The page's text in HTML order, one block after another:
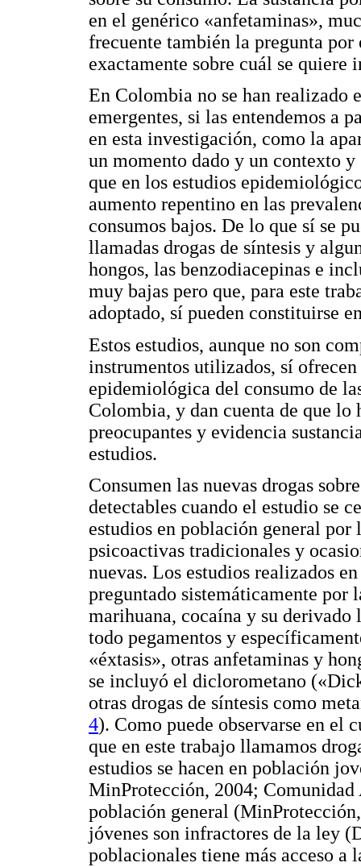
en el genérico «anfetaminas»,
frecuente también la pregunta
exactamente sobre cuál se
En Colombia no se han realizado
emergentes, si las entendemos a
en esta investigación, como la
un momento dado y un contexto
que en los estudios
aumento repentino en las
consumos bajos. De lo que sí se
llamadas drogas de síntesis y
hongos, las benzodiacepinas e
muy bajas pero que, para este
adoptado, sí pueden constituirse
Estos estudios, aunque no son
instrumentos utilizados, sí
epidemiológica del consumo de
Colombia, y dan cuenta de que lo
preocupantes y evidencia
estudios.
Consumen las nuevas drogas
detectables cuando el estudio se
estudios en población general por
psicoactivas tradicionales y
nuevas. Los estudios realizados
preguntado sistemáticamente por
marihuana, cocaína y su derivado
todo pegamentos y
«éxtasis», otras anfetaminas y
se incluyó el diclorometano
otras drogas de síntesis como
4). Como puede observarse en el
que en este trabajo llamamos
estudios se hacen en población
MinProtección, 2004;
población general
jóvenes son infractores de la ley
poblacionales tiene más acceso a